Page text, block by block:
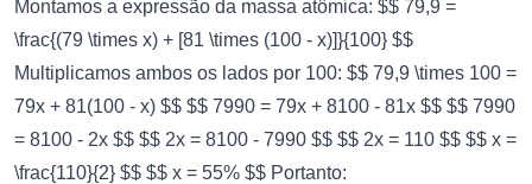
Montamos a expressão da massa atômica: $$ 79,9 =
\frac{(79 \times x) + [81 \times (100 - x)]}{100} $$
Multiplicamos ambos os lados por 100: $$ 79,9 \times 100 =
79x + 81(100 - x) $$ $$ 7990 = 79x + 8100 - 81x $$ $$ 7990
= 8100 - 2x $$ $$ 2x = 8100 - 7990 $$ $$ 2x = 110 $$ $$ x =
\frac{110}{2} $$ $$ x = 55% $$ Portanto: